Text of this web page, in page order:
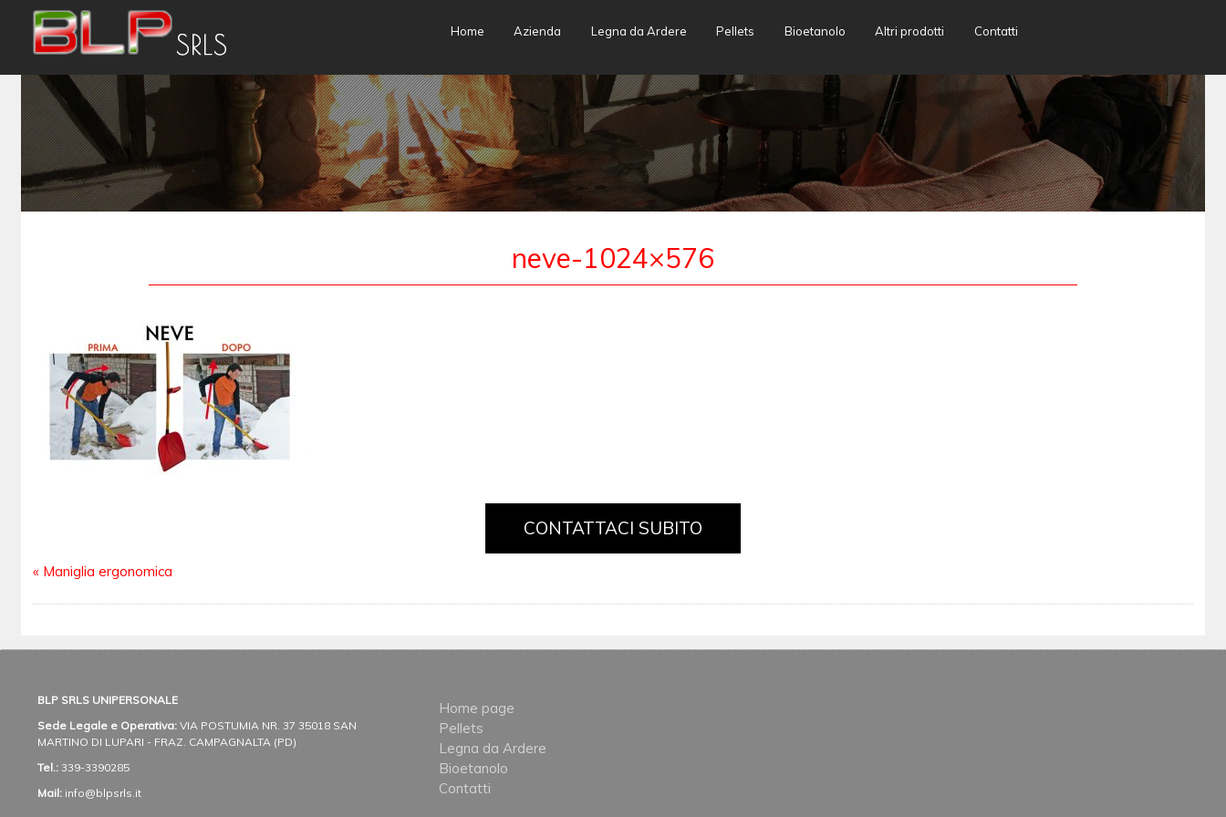
Skip
to
content
Home Azienda Legna da Ardere Pellets Bioetanolo Altri prodotti Contatti
neve-1024×576
CONTATTACI SUBITO
« Maniglia ergonomica
BLP SRLS UNIPERSONALE
Sede Legale e Operativa: VIA POSTUMIA NR. 37 35018 SAN
MARTINO DI LUPARI - FRAZ. CAMPAGNALTA (PD)
Tel.:339-3390285
Mail:info@blpsrls.it
Home page
Pellets
Legna da Ardere
Bioetanolo
Contatti